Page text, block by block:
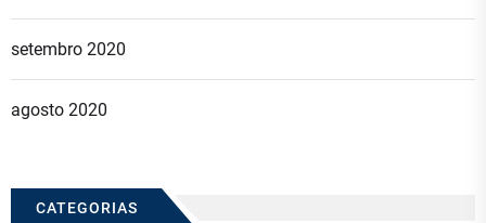
setembro 2020
agosto 2020
CATEGORIAS